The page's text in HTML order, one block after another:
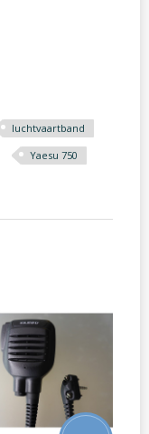
luchtvaartband
Yaesu 750